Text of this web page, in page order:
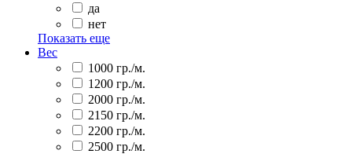
да
нет
Показать еще
Вес
1000 гр./м.
1200 гр./м.
2000 гр./м.
2150 гр./м.
2200 гр./м.
2500 гр./м.